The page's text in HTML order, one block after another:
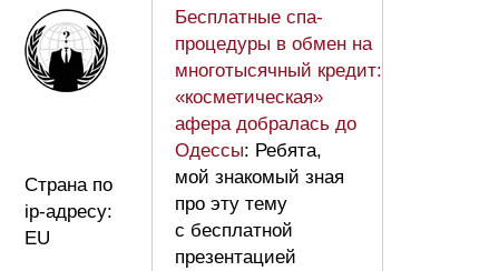
Страна по
ip-адресу:
EU
Бесплатные спа-
процедуры в обмен на
многотысячный кредит:
«косметическая»
афера добралась до
Одессы: Ребята,
мой знакомый зная
про эту тему
с бесплатной
презентацией